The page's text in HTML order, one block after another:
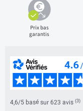
Prix bas
garantis
4,6/5 basé sur 623 avis (3)